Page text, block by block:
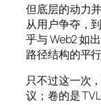
但底层的动力
从用户争夺，
乎与 Web2 如
路径结构的平行
只不过这一次
议；卷的是